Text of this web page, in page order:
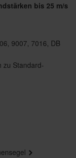
bis 25 m/s
9007, 7016, DB
zu Standard-